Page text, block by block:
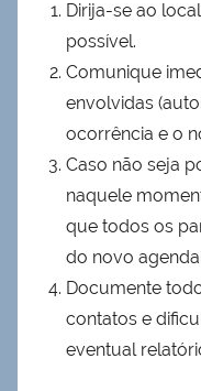
Dirija-se ao
possível.
Comunique
envolvidas
ocorrência e o
Caso não seja
naquele
que todos os
do novo
Documente
contatos e
eventual